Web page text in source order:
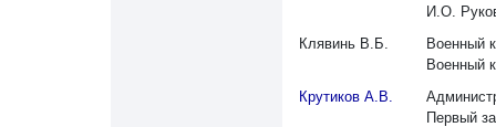
И.О.
Клявинь В.Б.
Военный
Военный
Крутиков А.В.
Первый